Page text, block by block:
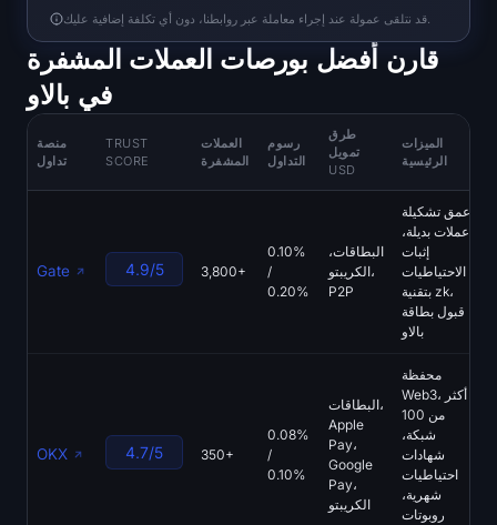
حاسبة staking العملات المشفرة
حول
تسجيل الدخول
اللغة
قد نتلقى عمولة عند إجراء معاملة عبر روابطنا، دون أي تكلفة إضافية عليك.
قارن أفضل بورصات العملات المشفرة
في بالاو
منصة
تداول
TRUST
SCORE
العملات
المشفرة
رسوم
التداول
طرق
تمويل
USD
الميزات
الرئيسية
Gate 4.9/5 3,800+
0.10%
/
0.20%
البطاقات،
الكريبتو،
P2P
أعمق تشكيلة
عملات بديلة،
إثبات
الاحتياطيات
بتقنية zk،
قبول بطاقة
بالاو
OKX 4.7/5 350+
0.08%
/
0.10%
البطاقات،
Apple
Pay،
Google
Pay،
الكريبتو
محفظة
Web3، أكثر
من 100
شبكة،
شهادات
احتياطيات
شهرية،
روبوتات